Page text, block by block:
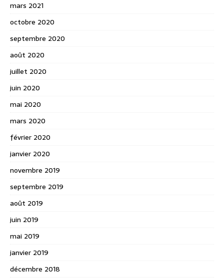
mars 2021
octobre 2020
septembre 2020
août 2020
juillet 2020
juin 2020
mai 2020
mars 2020
février 2020
janvier 2020
novembre 2019
septembre 2019
août 2019
juin 2019
mai 2019
janvier 2019
décembre 2018